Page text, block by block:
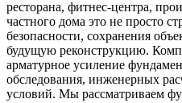
ресторана, фитнес-центра,
частного дома это не просто
безопасности, сохранения
будущую реконструкцию.
арматурное усиление
обследования, инженерных
условий. Мы рассматриваем